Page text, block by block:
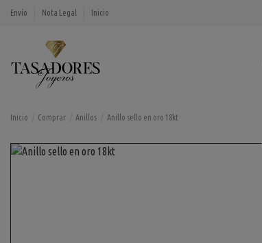
Envío Nota Legal Inicio
Inicio Comprar Anillos Anillo sello en oro 18kt